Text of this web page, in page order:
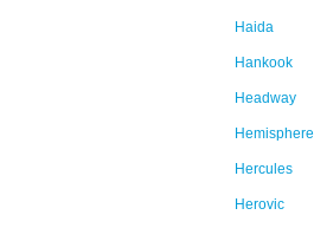
Haida
Hankook
Headway
Hemisphere
Hercules
Herovic